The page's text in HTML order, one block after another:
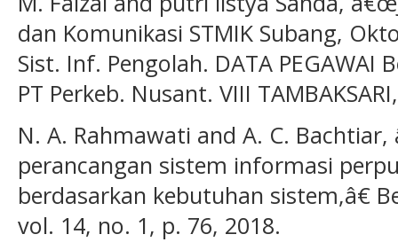
dan Komunikasi STMIK Subang,
Sist. Inf. Pengolah. DATA PEGAWAI
PT Perkeb. Nusant. VIII
N. A. Rahmawati and A. C.
perancangan sistem informasi
berdasarkan kebutuhan sistem,â€
vol. 14, no. 1, p. 76, 2018.